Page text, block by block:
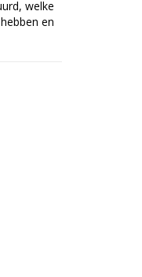
welke
en